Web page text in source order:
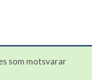
som motsvarar